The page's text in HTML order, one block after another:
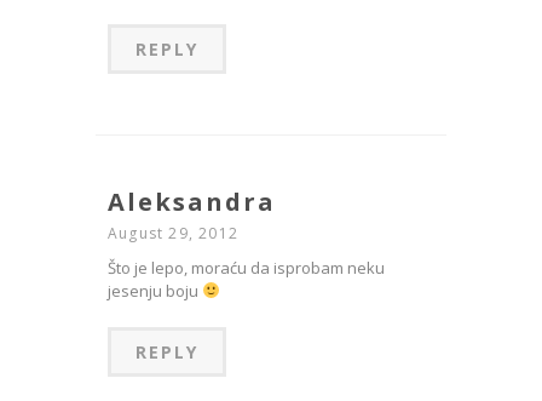
REPLY
Aleksandra
August 29, 2012
Što je lepo, moraću da isprobam neku
jesenju boju
REPLY